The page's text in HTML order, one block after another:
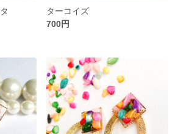
ターコイズ
700円